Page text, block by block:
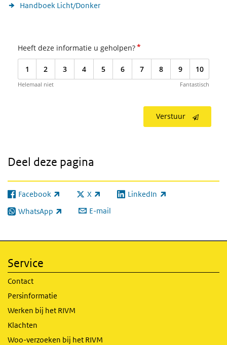
Handboek Licht/Donker
Heeft deze informatie u geholpen?*
1 2 3 4 5 6 7 8 9 10
Helemaal niet Fantastisch
Verstuur
Deel deze pagina
Facebook
(externe link) X
(externe link) LinkedIn
(externe link)
WhatsApp
(externe link) E-mail
Service
Contact
Persinformatie
Werken bij het RIVM
Klachten
Woo-verzoeken bij het RIVM